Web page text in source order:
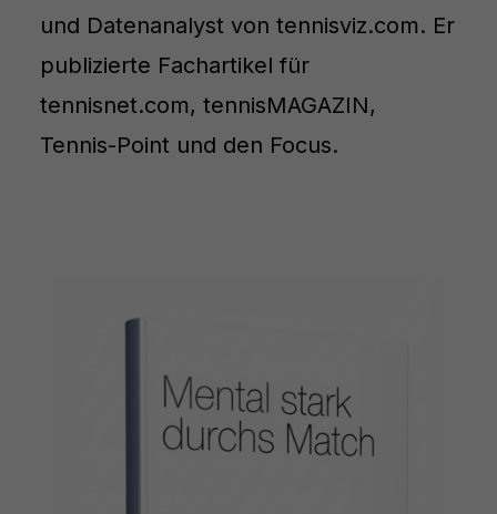
und Datenanalyst von tennisviz.com. Er
publizierte Fachartikel für
tennisnet.com, tennisMAGAZIN,
Tennis-Point und den Focus.